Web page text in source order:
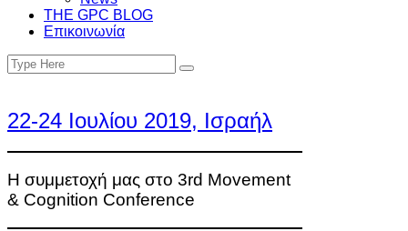
THE GPC BLOG
Επικοινωνία
Search
for:
Search
22-24 Ιουλίου 2019, Ισραήλ
Η συμμετοχή μας στο 3rd Movement
& Cognition Conference